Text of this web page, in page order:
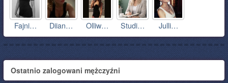
Fajni… Diian… Olliw… Studi… Julli…
Ostatnio zalogowani mężczyźni